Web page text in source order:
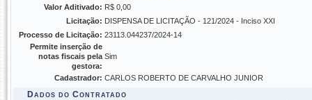
Valor Aditivado: R$ 0,00
Licitação: DISPENSA DE LICITAÇÃO - 121/2024 - Inciso XXI
Processo de Licitação: 23113.044237/2024-14
Permite inserção de
notas fiscais pela
gestora:
Sim
Cadastrador: CARLOS ROBERTO DE CARVALHO JUNIOR
Dados do Contratado